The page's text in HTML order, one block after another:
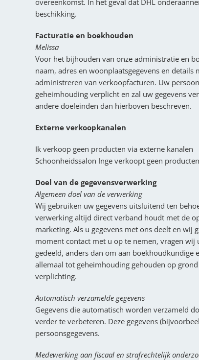
beschikking.
Facturatie en boekhouden
Melissa
Voor het bijhouden van onze administratie en
naam, adres en woonplaatsgegevens en
administreren van verkoopfacturen. Uw
geheimhouding verplicht en zal uw gegevens
andere doeleinden dan hierboven beschreven.
Externe verkoopkanalen
Ik verkoop geen producten via externe kanalen
Schoonheidssalon Inge verkoopt geen
Doel van de gegevensverwerking
Algemeen doel van de verwerking
Wij gebruiken uw gegevens uitsluitend ten
verwerking altijd direct verband houdt met de
marketing. Als u gegevens met ons deelt en wij
moment contact met u op te nemen, vragen
gedeeld, anders dan om aan
allemaal tot geheimhouding gehouden op
verplichting.
Automatisch verzamelde gegevens
Gegevens die automatisch worden verzameld
verder te verbeteren. Deze gegevens
persoonsgegevens.
Medewerking aan fiscaal en strafrechtelijk